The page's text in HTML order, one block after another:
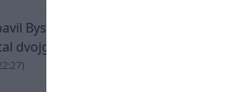
Bystricu za pár minút: Hrdinom
dvojgólový Polťák